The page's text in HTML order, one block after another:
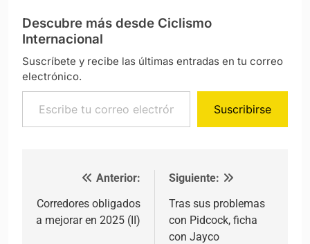
Descubre más desde Ciclismo
Internacional
Suscríbete y recibe las últimas entradas en tu correo
electrónico.
Escribe tu correo electrónico…
Suscribirse
Navegación de entradas
Anterior:
Corredores obligados
a mejorar en 2025 (II)
Siguiente:
Tras sus problemas
con Pidcock, ficha
con Jayco